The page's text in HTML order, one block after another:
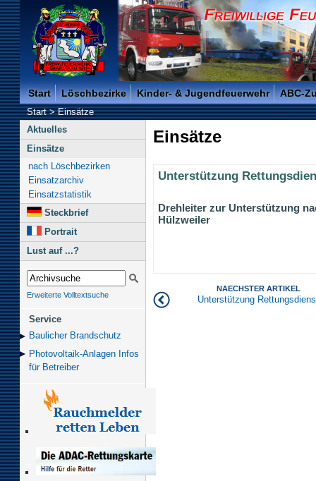
Freiwillige Feuerwehr der Kreisstadt Saarlouis -
Start Löschbezirke Kinder- & Jugendfeuerwehr ABC-
Start>Einsätze
Aktuelles
Einsätze
nach Löschbezirken
Einsatzarchiv
Einsatzstatistik
Steckbrief
Portrait
Lust auf ...?
Erweiterte Volltextsuche
Service
Baulicher Brand­schutz
Photovoltaik-Anlagen Infos
für Betreiber
Einsätze
Unterstützung
Drehleiter zur Unterstützung
Hülzweiler
NAECHSTER ARTIKEL
Unterstützung